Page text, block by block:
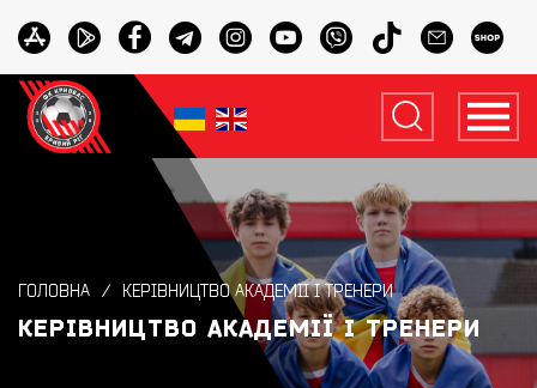
ГОЛОВНА КЕРІВНИЦТВО АКАДЕМІЇ І ТРЕНЕРИ
КЕРІВНИЦТВО АКАДЕМІЇ І ТРЕНЕРИ